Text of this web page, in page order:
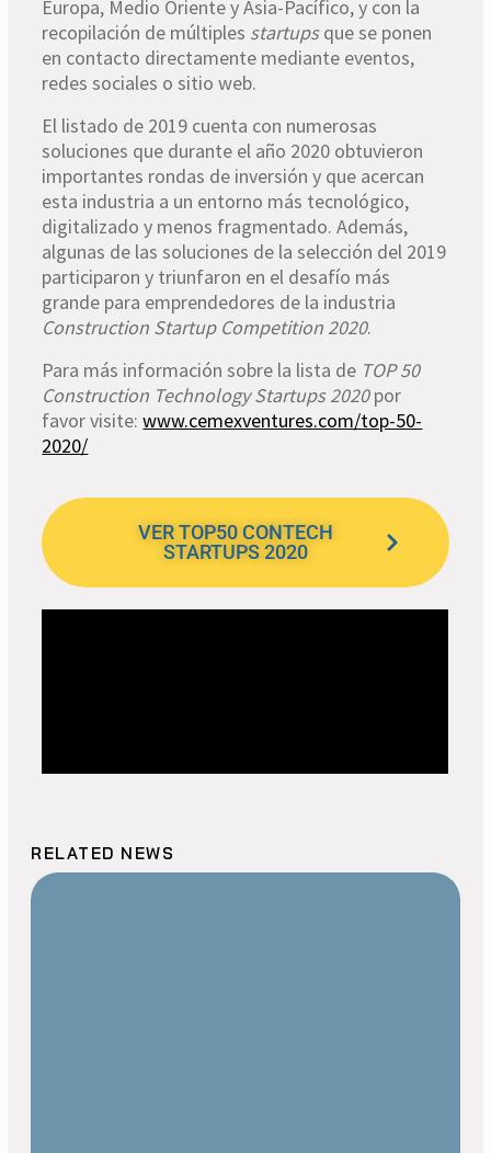
Europa, Medio Oriente y Asia-Pacífico, y con la
recopilación de múltiples startupsque se ponen
en contacto directamente mediante eventos,
redes sociales o sitio web.
El listado de 2019 cuenta con numerosas
soluciones que durante el año 2020 obtuvieron
importantes rondas de inversión y que acercan
esta industria a un entorno más tecnológico,
digitalizado y menos fragmentado. Además,
algunas de las soluciones de la selección del 2019
participaron y triunfaron en el desafío más
grande para emprendedores de la industria
Construction Startup Competition 2020.
Para más información sobre la lista de TOP 50
Construction Technology Startups 2020por
favor visite:www.cemexventures.com/top-50-
2020/
VER TOP50 CONTECH
STARTUPS 2020
RELATED NEWS